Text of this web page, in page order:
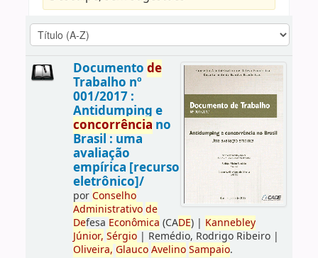
Documento de
Trabalho nº
001/2017 :
Antidumping e
concorrência no
Brasil : uma
avaliação
empírica [recurso
eletrônico]/
porConselho
Administrativo de
Defesa Econômica (CADE)| Kannebley
Júnior, Sérgio| Remédio, Rodrigo Ribeiro|
Oliveira, Glauco Avelino Sampaio.